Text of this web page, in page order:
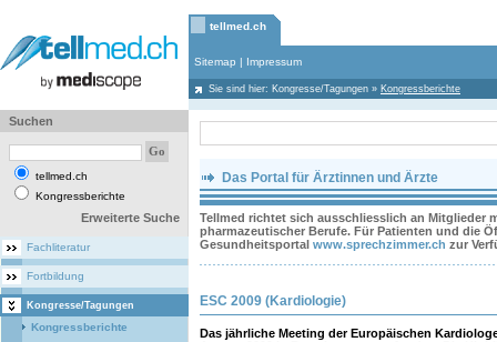
tellmed.ch
Sitemap | Impressum
Sie sind hier: Kongresse/Tagungen » Kongressberichte
Suchen
tellmed.ch
Kongressberichte
Erweiterte Suche
Fachliteratur
Fortbildung
Kongresse/Tagungen
Kongressberichte
Das Portal für Ärztinnen und Ärzte
Tellmed richtet sich ausschliesslich an Mitglieder
pharmazeutischer Berufe. Für Patienten und die
Gesundheitsportal www.sprechzimmer.ch zur
ESC 2009 (Kardiologie)
Das jährliche Meeting der Europäischen